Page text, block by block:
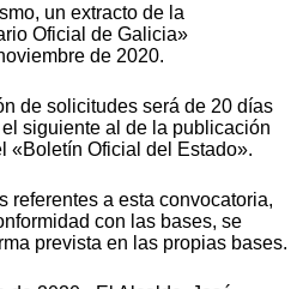
un extracto de la
Oficial de Galicia»
de 2020.
de solicitudes será de 20 días
siguiente al de la publicación
«Boletín Oficial del Estado».
referentes a esta convocatoria,
con las bases, se
prevista en las propias bases.